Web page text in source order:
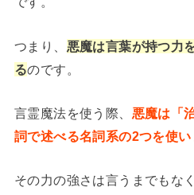
つまり、 悪魔は言葉が持つ力
るのです。
言霊魔法を使う際、 悪魔は「
詞で述べる名詞系の2つを使い
その力の強さは言うまでもな